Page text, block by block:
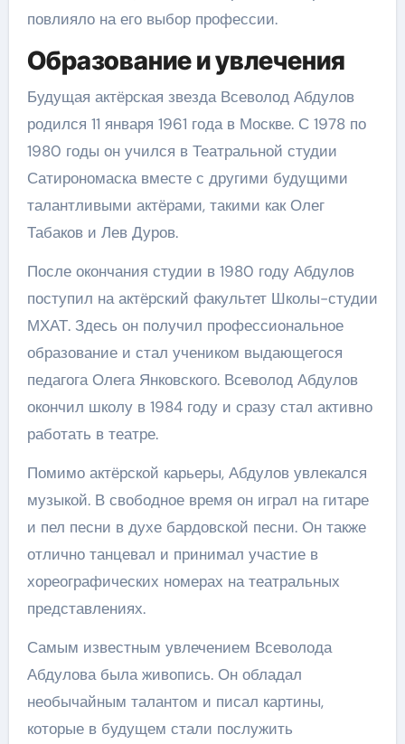
повлияло на его выбор профессии.
Образование и увлечения
Будущая актёрская звезда Всеволод Абдулов
родился 11 января 1961 года в Москве. С 1978 по
1980 годы он учился в Театральной студии
Сатирономаска вместе с другими будущими
талантливыми актёрами, такими как Олег
Табаков и Лев Дуров.
После окончания студии в 1980 году Абдулов
поступил на актёрский факультет Школы-студии
МХАТ. Здесь он получил профессиональное
образование и стал учеником выдающегося
педагога Олега Янковского. Всеволод Абдулов
окончил школу в 1984 году и сразу стал активно
работать в театре.
Помимо актёрской карьеры, Абдулов увлекался
музыкой. В свободное время он играл на гитаре
и пел песни в духе бардовской песни. Он также
отлично танцевал и принимал участие в
хореографических номерах на театральных
представлениях.
Самым известным увлечением Всеволода
Абдулова была живопись. Он обладал
необычайным талантом и писал картины,
которые в будущем стали послужить